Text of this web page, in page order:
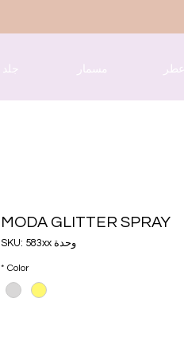
جلد مسمار عطر
MODA GLITTER SPRAY
وحدة SKU: 583xx
Color
*